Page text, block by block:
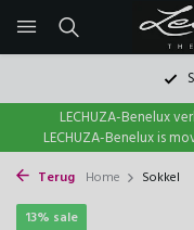
LECHUZA-Benelux
LECHUZA-Benelux is
Terug Home Sokkel
13% sale